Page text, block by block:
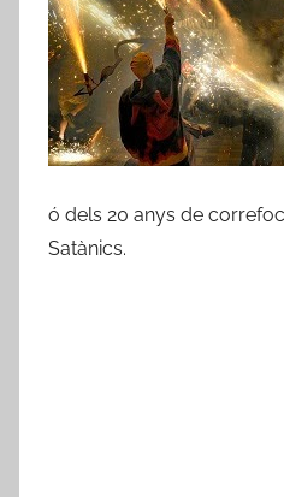
m
i
c
s
d
R
ó dels 20 anys de
Satànics.